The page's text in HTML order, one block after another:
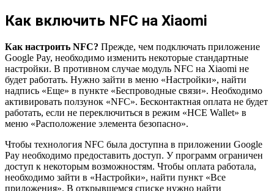
Как включить NFC на Xiaomi
Как настроить NFC? Прежде, чем подключать приложение
Google Pay, необходимо изменить некоторые стандартные
настройки. В противном случае модуль NFC на Xiaomi не
будет работать. Нужно зайти в меню «Настройки», найти
надпись «Еще» в пункте «Беспроводные связи». Необходимо
активировать ползунок «NFC». Бесконтактная оплата не будет
работать, если не переключиться в режим «HCE Wallet» в
меню «Расположение элемента безопасно».
Чтобы технология NFC была доступна в приложении Google
Pay необходимо предоставить доступ. У программ ограничен
доступ к некоторым возможностям. Чтобы оплата работала,
необходимо зайти в «Настройки», найти пункт «Все
приложения». В открывшемся списке нужно найти